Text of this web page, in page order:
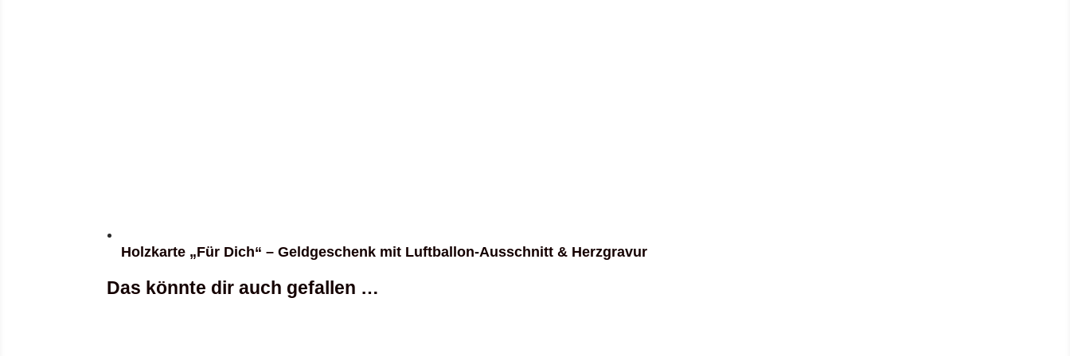
Holzkarte „Für Dich“ – Geldgeschenk mit Luftballon-Ausschnitt & Herzgravur
Das könnte dir auch gefallen …